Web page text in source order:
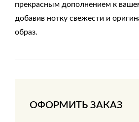
прекрасным дополнением к
добавив нотку свежести и
образ.
ОФОРМИТЬ ЗАКАЗ